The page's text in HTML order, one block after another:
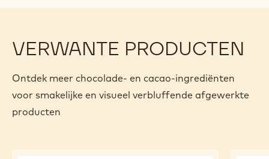
VERWANTE PRODUCTEN
Ontdek meer chocolade- en cacao-ingrediënten
voor smakelijke en visueel verbluffende afgewerkte
producten